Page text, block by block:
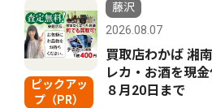
ピックアッ
プ（PR）
藤沢
2026.08.07
買取店わかば 湘
レカ・お酒を現
８月20日まで